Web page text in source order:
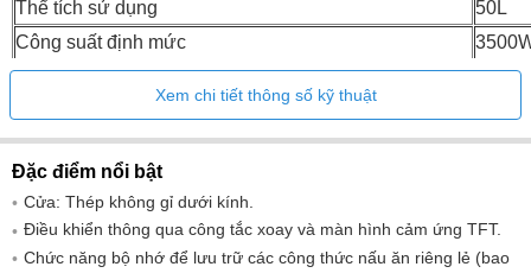
Thể tích sử dụng
50L
Công suất định mức
Xem chi tiết thông số kỹ thuật
Đặc điểm nổi bật
Cửa: Thép không gỉ dưới kính.
Điều khiển thông qua công tắc xoay và màn hình cảm ứng TFT.
Chức năng bộ nhớ để lưu trữ các công thức nấu ăn riêng lẻ (bao